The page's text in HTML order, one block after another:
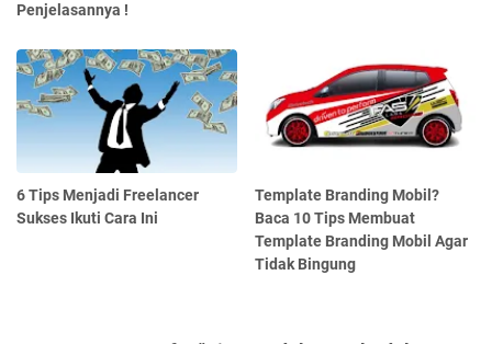
Penjelasannya !
6 Tips Menjadi Freelancer
Sukses Ikuti Cara Ini
Template Branding Mobil?
Baca 10 Tips Membuat
Template Branding Mobil Agar
Tidak Bingung